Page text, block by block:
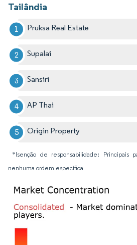
Tailândia
Pruksa Real Estate
Supalai
Sansiri
AP Thai
Origin Property
*Isenção de responsabilidade: Principais
nenhuma ordem específica